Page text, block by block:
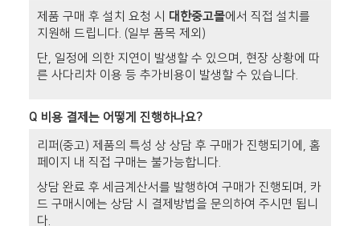
제품 구매 후 설치 요청 시 대한중고몰에서 직접 설치를
지원해 드립니다. (일부 품목 제외)
단, 일정에 의한 지연이 발생할 수 있으며, 현장 상황에 따
른 사다리차 이용 등 추가비용이 발생할 수 있습니다.
Q비용 결제는 어떻게 진행하나요?
리퍼(중고) 제품의 특성 상 상담 후 구매가 진행되기에, 홈
페이지 내 직접 구매는 불가능합니다.
상담 완료 후 세금계산서를 발행하여 구매가 진행되며, 카
드 구매시에는 상담 시 결제방법을 문의하여 주시면 됩니
다.